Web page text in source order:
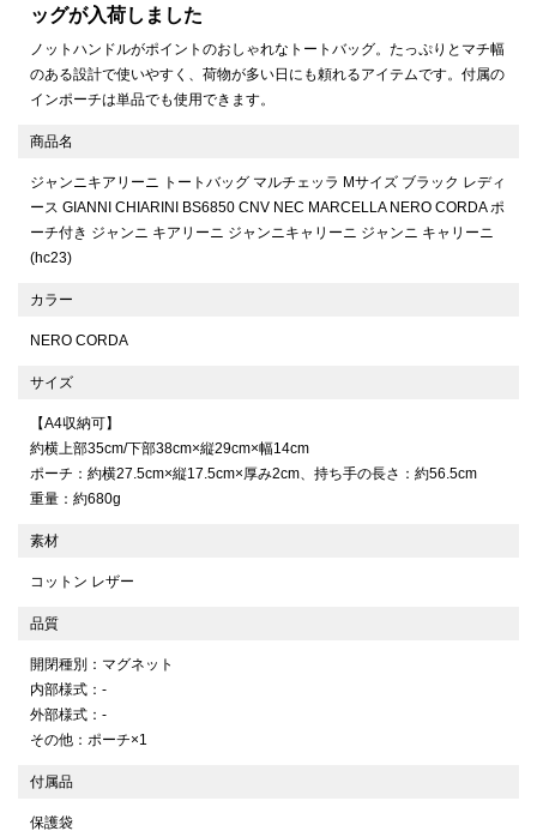
ッグが入荷しました
ノットハンドルがポイントのおしゃれなトートバッグ。たっぷりとマチ幅
のある設計で使いやすく、荷物が多い日にも頼れるアイテムです。付属の
インポーチは単品でも使用できます。
商品名
ジャンニキアリーニ トートバッグ マルチェッラ Mサイズ ブラック レディ
ース GIANNI CHIARINI BS6850 CNV NEC MARCELLA NERO CORDA ポ
ーチ付き ジャンニ キアリーニ ジャンニキャリーニ ジャンニ キャリーニ
(hc23)
カラー
NERO CORDA
サイズ
【A4収納可】
約横上部35cm/下部38cm×縦29cm×幅14cm
ポーチ：約横27.5cm×縦17.5cm×厚み2cm、持ち手の長さ：約56.5cm
重量：約680g
素材
コットン レザー
品質
開閉種別：マグネット
内部様式：-
外部様式：-
その他：ポーチ×1
付属品
保護袋